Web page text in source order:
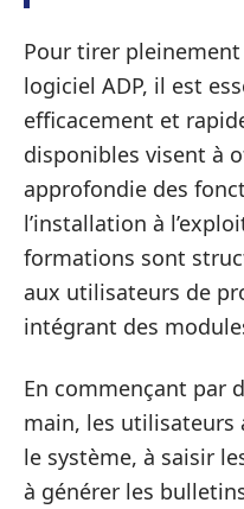
Pour tirer
logiciel ADP, il est
efficacement et
disponibles visent à
approfondie des
l’installation à
formations sont
aux utilisateurs de
intégrant des
En commençant par
main, les utilisateurs
le système, à saisir
à générer les